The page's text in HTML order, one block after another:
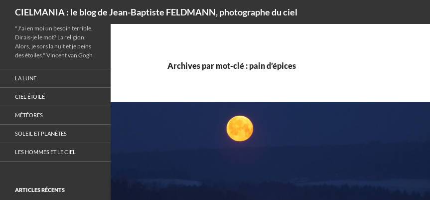
CIELMANIA : le blog de Jean-Baptiste FELDMANN, photographe du ciel
Archives par mot-clé : pain d’épices
"J'ai en moi un besoin terrible.
Dirais-je le mot? La religion.
Alors, je sors la nuit et je peins
des étoiles." Vincent van Gogh
LA LUNE
CIEL ÉTOILÉ
MÉTÉORES
SOLEIL ET PLANÈTES
LES HOMMES ET LE CIEL
ARTICLES RÉCENTS